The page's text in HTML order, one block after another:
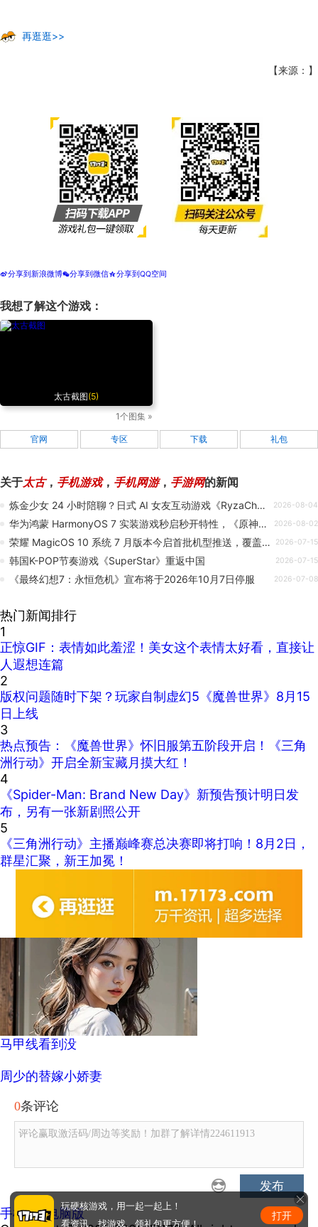
再逛逛>>
【来源：】
t分享到新浪微博w分享到微信z分享到QQ空间
我想了解这个游戏：
太古截图(5)
1个图集 »
官网 专区 下载 礼包
关于太古， 手机游戏， 手机网游， 手游网的新闻
炼金少女 24 小时陪聊？日式 AI 女友互动游戏《RyzaChat》开启预约 2026-08-04
华为鸿蒙 HarmonyOS 7 实装游戏秒启秒开特性，《原神》《洛克王国》等可极速启动 2026-08-02
荣耀 MagicOS 10 系统 7 月版本今启首批机型推送，覆盖 Magic8、数字 600 等系列手机 2026-07-15
韩国K-POP节奏游戏《SuperStar》重返中国 2026-07-15
《最终幻想7：永恒危机》宣布将于2026年10月7日停服 2026-07-08
热门新闻排行
1
正惊GIF：表情如此羞涩！美女这个表情太好看，直接让
人遐想连篇
2
版权问题随时下架？玩家自制虚幻5《魔兽世界》8月15
日上线
3
热点预告：《魔兽世界》怀旧服第五阶段开启！《三角
洲行动》开启全新宝藏月摸大红！
4
《Spider-Man: Brand New Day》新预告预计明日发
布，另有一张新剧照公开
5
《三角洲行动》主播巅峰赛总决赛即将打响！8月2日，
群星汇聚，新王加冕！
马甲线看到没
周少的替嫁小娇妻
0条评论
评论赢取激活码/周边等奖励！加群了解详情224611913
发布
手机版|电脑版
玩硬核游戏，用一起一起上！
看资讯、找游戏、领礼包更方便！
打开